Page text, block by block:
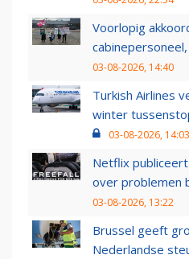
Voorlopig
03-08-2026, 14:40
Turkish Airlines
winter
03-08-2026, 14:03
Netflix
over problemen
03-08-2026, 13:22
Brussel geeft
Nederlandse